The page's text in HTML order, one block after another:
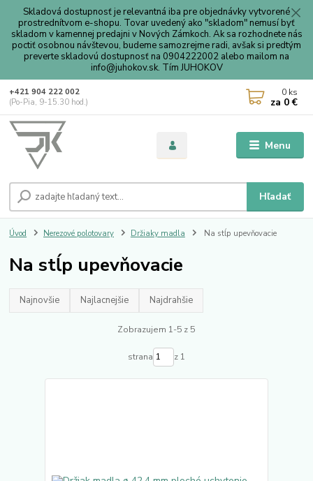
Skladová dostupnosť je relevantná iba pre objednávky vytvorené
prostrednítvom e-shopu. Tovar uvedený ako "skladom" nemusí byť
skladom v kamennej predajni v Nových Zámkoch. Ak sa rozhodnete nás
poctiť osobnou návštevou, budeme samozrejme radi, avšak si predtým
preverte skladovú dostupnosť na 0904222002 alebo mailom na
info@juhokov.sk. Tím JUHOKOV
Menu
Hľadať
+421 904 222 002
(Po-Pia, 9-15.30 hod.)
0 ks
za 0 €
Úvod Nerezové polotovary Držiaky madla Na stĺp upevňovacie
Na stĺp upevňovacie
Najnovšie Najlacnejšie Najdrahšie
Zobrazujem 1-5 z 5
strana z 1